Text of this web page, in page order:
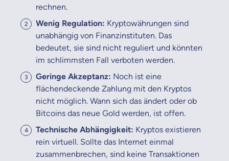
rechnen.
Wenig Regulation: Kryptowährungen sind
unabhängig von Finanzinstituten. Das
bedeutet, sie sind nicht reguliert und könnten
im schlimmsten Fall verboten werden.
Geringe Akzeptanz: Noch ist eine
flächendeckende Zahlung mit den Kryptos
nicht möglich. Wann sich das ändert oder ob
Bitcoins das neue Gold werden, ist offen.
Technische Abhängigkeit: Kryptos existieren
rein virtuell. Sollte das Internet einmal
zusammenbrechen, sind keine Transaktionen